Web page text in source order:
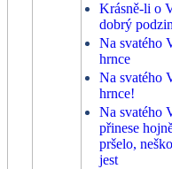
Krásně-li o
dobrý
Na svatého
hrnce
Na svatého
hrnce!
Na svatého
přinese
pršelo,
jest